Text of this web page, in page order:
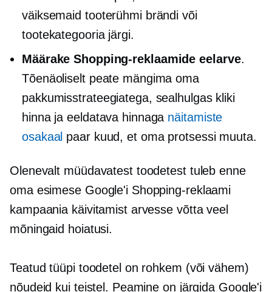
väiksemaid tooterühmi brändi või
tootekategooria järgi.
Määrake Shopping-reklaamide eelarve.
Tõenäoliselt peate mängima oma
pakkumisstrateegiatega, sealhulgas kliki
hinna ja eeldatava hinnaga näitamiste
osakaal paar kuud, et oma protsessi muuta.
Olenevalt müüdavatest toodetest tuleb enne
oma esimese Google'i Shopping-reklaami
kampaania käivitamist arvesse võtta veel
mõningaid hoiatusi.
Teatud tüüpi toodetel on rohkem (või vähem)
nõudeid kui teistel. Peamine on järgida Google'i